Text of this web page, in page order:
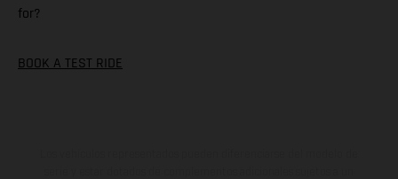
for?
BOOK A TEST RIDE